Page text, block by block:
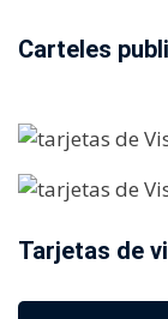
Carteles
Tarjetas de